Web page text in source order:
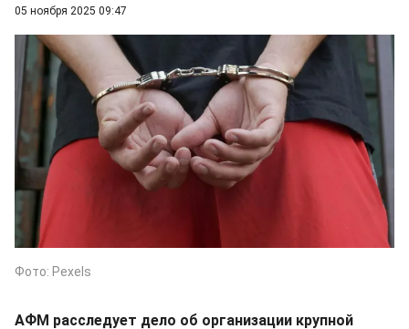
05 ноября 2025 09:47
Фото: Pexels
АФМ расследует дело об организации крупной